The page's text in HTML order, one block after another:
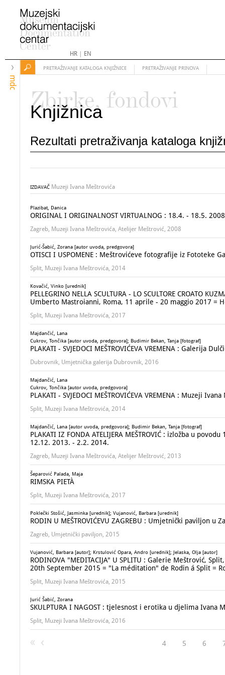
HR| EN
mdc
PRETRAŽIVANJE KATALOGA KNJIŽNICE PRETRAŽIVANJE PRINOVA
Zbirke, fondovi
Knjižnica
Rezultati pretraživanja kataloga
IZDAVAČ Muzeji Ivana Meštrovića
Plazibat, Danica
ORIGINAL I ORIGINALNOST VIRTUALNOG : 18.4. - 18.5.
Zagreb, Muzeji Ivana Meštrovića, Atelijer Meštrović, 2008
Jurić-Šabić, Zorana [autor uvoda, predgovora]
OTISCI I USPOMENE : Meštrovićeve fotografije iz Fototeke
Split, Muzeji Ivana Meštrovića, 2014
Kovačić, Vinko [urednik]
PELLEGRINO NELLA SCULTURA - LO SCULTORE CROATO
Umberto Mastroianni, Roma, 11 aprile - 20 maggio 2017 =
Split, Muzeji Ivana Meštrovića, 2017
Majdančić, Lana
Cukrov, Tončika [autor uvoda, predgovora]; Budimir Bekan, Tanja [fotograf]
PLAKATI - SVJEDOCI MEŠTROVIĆEVA VREMENA : Galerija
Dubrovnik, Umjetnička galerija Dubrovnik, 2016
Majdančić, Lana
Cukrov, Tončika [autor uvoda, predgovora]
PLAKATI - SVJEDOCI MEŠTROVIĆEVA VREMENA : Muzeji
Split, Muzeji Ivana Meštrovića, 2014
Majdančić, Lana [autor uvoda, predgovora]; Budimir Bekan, Tanja [fotograf]
PLAKATI IZ FONDA ATELIJERA MEŠTROVIĆ : izložba u
12.12. 2013. - 2.2. 2014.
Zagreb, Muzeji Ivana Meštrovića, Atelijer Meštrović, 2013
Šeparović Palada, Maja
RIMSKA PIETÀ
Split, Muzeji Ivana Meštrovića, 2017
Poklečki Stošić, Jasminka [urednik]; Vujanović, Barbara [urednik]
RODIN U MEŠTROVIĆEVU ZAGREBU : Umjetnički paviljon
Zagreb, Umjetnički paviljon, 2015
Vujanović, Barbara [autor]; Krstulović Opara, Andro [urednik]; Jelaska, Olja [autor]
RODINOVA "MEDITACIJA" U SPLITU : Galerie Meštrović,
20th September 2015 = "La méditation" de Rodin á Split =
Split, Muzeji Ivana Meštrovića, 2015
Jurić Šabić, Zorana
SKULPTURA I NAGOST : tjelesnost i erotika u djelima
Split, Muzeji Ivana Meštrovića, 2016
4 5 6